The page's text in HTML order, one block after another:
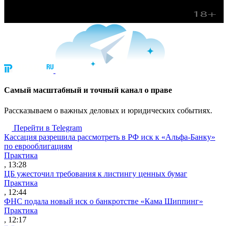
Cамый масштабный и точный канал о праве
Рассказываем о важных деловых и юридических событиях.
Перейти в Telegram
Кассация разрешила рассмотреть в РФ иск к «Альфа-Банку»
по еврооблигациям
Практика
, 13:28
ЦБ ужесточил требования к листингу ценных бумаг
Практика
, 12:44
ФНС подала новый иск о банкротстве «Кама Шиппинг»
Практика
, 12:17